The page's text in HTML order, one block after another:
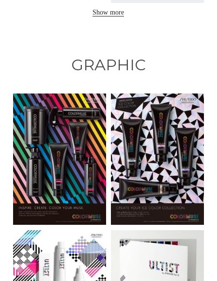
Show more
GRAPHIC